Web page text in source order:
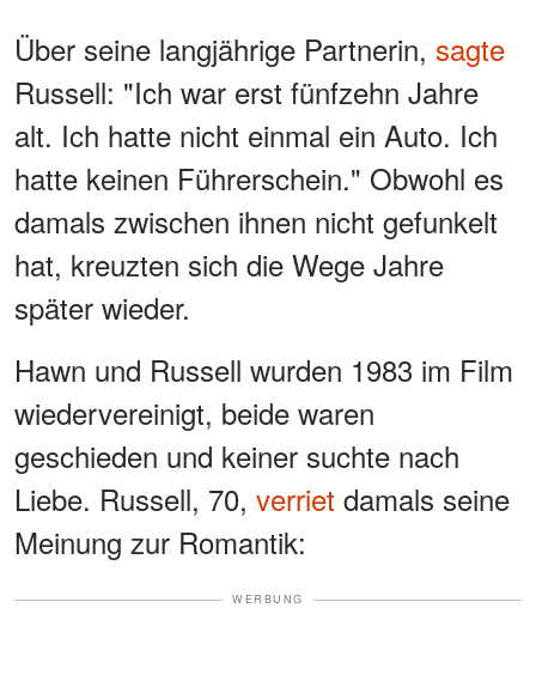
Über seine langjährige Partnerin, sagte
Russell: "Ich war erst fünfzehn Jahre
alt. Ich hatte nicht einmal ein Auto. Ich
hatte keinen Führerschein." Obwohl es
damals zwischen ihnen nicht gefunkelt
hat, kreuzten sich die Wege Jahre
später wieder.
Hawn und Russell wurden 1983 im Film
wiedervereinigt, beide waren
geschieden und keiner suchte nach
Liebe. Russell, 70, verriet damals seine
Meinung zur Romantik:
WERBUNG